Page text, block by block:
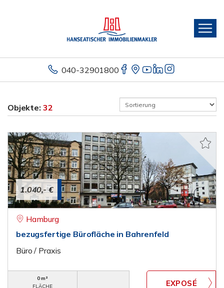
040-32901800
Objekte: 32
1.040,- €
Hamburg
bezugsfertige Bürofläche in Bahrenfeld
Büro / Praxis
0 m²
FLÄCHE